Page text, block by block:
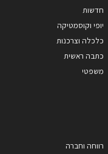
חדשות
יופי וקוסמטיקה
כלכלה וצרכנות
כתבה ראשית
משפטי
רווחה וחברה